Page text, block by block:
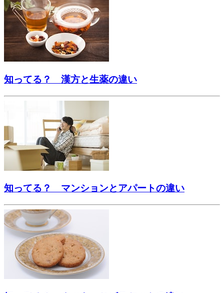
知ってる？ 漢方と生薬の違い
知ってる？ マンションとアパートの違い